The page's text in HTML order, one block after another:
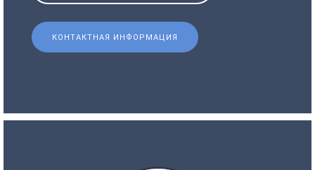
КОНТАКТНАЯ ИНФОРМАЦИЯ